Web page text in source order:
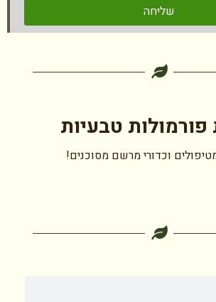
שליחה
טבעיות
וכדורי מרשם מסוכנים!